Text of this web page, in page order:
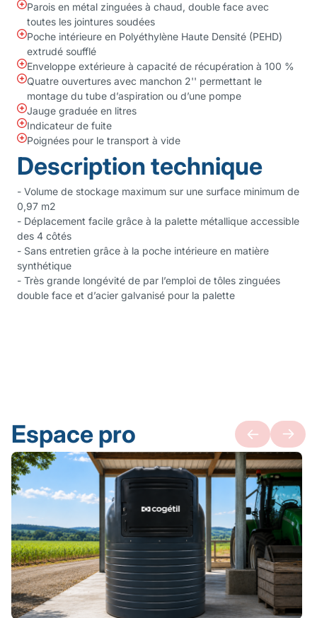
Parois en métal zinguées à chaud, double face avec
toutes les jointures soudées
Poche intérieure en Polyéthylène Haute Densité (PEHD)
extrudé soufflé
Enveloppe extérieure à capacité de récupération à 100 %
Quatre ouvertures avec manchon 2'' permettant le
montage du tube d’aspiration ou d’une pompe
Jauge graduée en litres
Indicateur de fuite
Poignées pour le transport à vide
Description technique
- Volume de stockage maximum sur une surface minimum de
0,97 m2
- Déplacement facile grâce à la palette métallique accessible
des 4 côtés
- Sans entretien grâce à la poche intérieure en matière
synthétique
- Très grande longévité de par l’emploi de tôles zinguées
double face et d’acier galvanisé pour la palette
Espace pro